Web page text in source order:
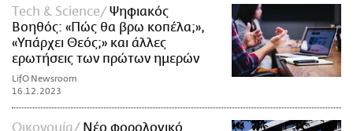
Τech & Science
Ψηφιακός
Βοηθός: «Πώς θα βρω κοπέλα;»,
«Υπάρχει Θεός;» και άλλες
ερωτήσεις των πρώτων ημερών
LifO Newsroom
16.12.2023
Οικονομία
Νέο φορολογικό